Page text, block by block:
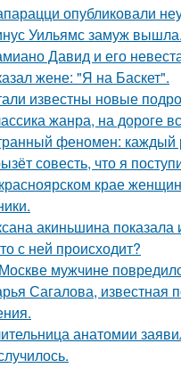
опубликовали
Уильямс замуж вышла.
Давид и его
жене: "Я на Баскет".
известны новые
жанра, на дороге
феномен: каждый
совесть, что я
крае
акиньшина
с ней происходит?
мужчине
Сагалова, известная
анатомии